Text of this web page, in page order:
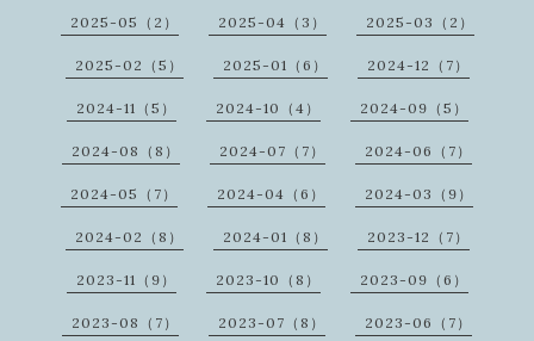
2025-05（2） 2025-04（3） 2025-03（2）
2025-02（5） 2025-01（6） 2024-12（7）
2024-11（5） 2024-10（4） 2024-09（5）
2024-08（8） 2024-07（7） 2024-06（7）
2024-05（7） 2024-04（6） 2024-03（9）
2024-02（8） 2024-01（8） 2023-12（7）
2023-11（9） 2023-10（8） 2023-09（6）
2023-08（7） 2023-07（8） 2023-06（7）